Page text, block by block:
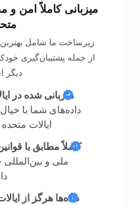
میزبانی کاملاً امن و
زیرساخت ما شامل
از جمله پشتیبان‌گیری
دیگر
میزبانی شده در
داده‌های شما با
ایالات
کاملاً مطابق با
ملی و
داده‌ها هرگز از